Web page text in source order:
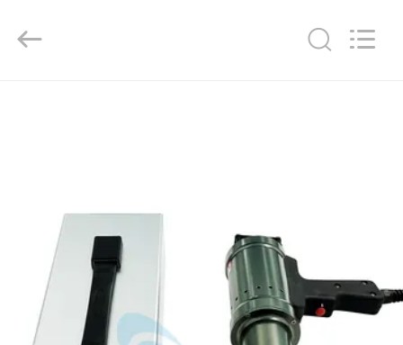
ÜBER
FABRIK-
AUSFLUG
Ltd..